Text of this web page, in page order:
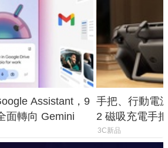
Assistant，9
面轉向 Gemini
手把、行動電
2 磁吸充電手
倍
3C新品